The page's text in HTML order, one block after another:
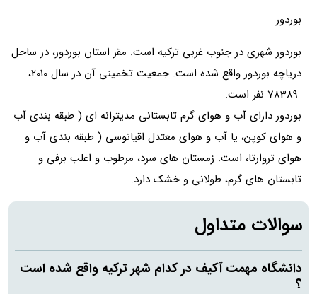
بوردور
بوردور شهری در جنوب غربی ترکیه است. مقر استان بوردور، در ساحل
دریاچه بوردور واقع شده است. جمعیت تخمینی آن در سال 2010،
بوردور دارای آب و هوای گرم تابستانی مدیترانه ای ( طبقه بندی آب
و هوای کوپن، یا آب و هوای معتدل اقیانوسی ( طبقه بندی آب و
هوای تروارتا، است. زمستان های سرد، مرطوب و اغلب برفی و
تابستان های گرم، طولانی و خشک دارد.
سوالات متداول
دانشگاه مهمت آکیف در کدام شهر ترکیه واقع شده است
؟